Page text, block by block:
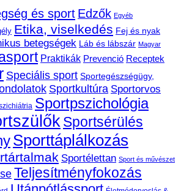
és sport Edzők Egyéb
Etika, viselkedés Fej és nyak
betegségek Láb és lábszár Magyar
Praktikák Prevenció Receptek
Speciális sport Sportegészségügy,
Sportkultúra Sportorvos
Sportpszichológia
Sportsérülés
Sporttáplálkozás
Sportélettan Sport és művészet
Teljesítményfokozás